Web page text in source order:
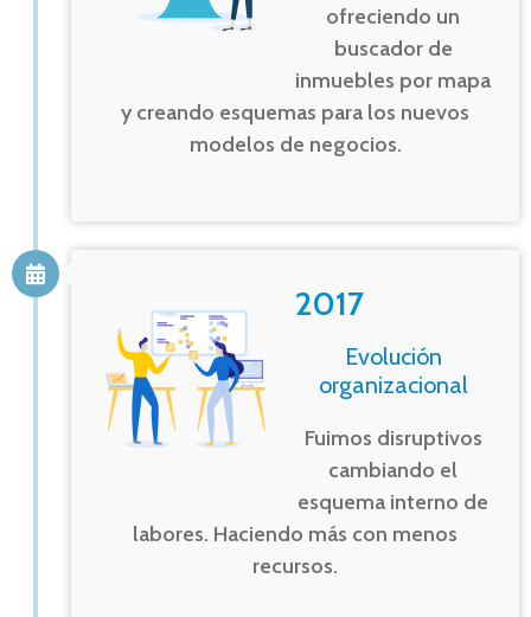
ofreciendo un
buscador de
inmuebles por mapa
y creando esquemas para los nuevos
modelos de negocios.
2017
Evolución
organizacional
Fuimos disruptivos
cambiando el
esquema interno de
labores. Haciendo más con menos
recursos.